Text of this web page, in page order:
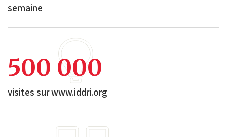
semaine
500 000
visites sur www.iddri.org